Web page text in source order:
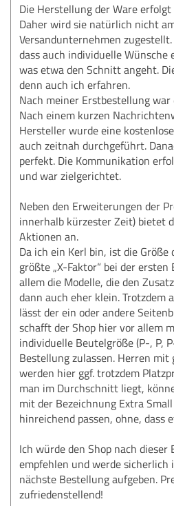
Die Herstellung der Ware
Daher wird sie natürlich nicht
Versandunternehmen
dass auch individuelle
was etwa den Schnitt angeht.
denn auch ich erfahren.
Nach meiner Erstbestellung
Nach einem kurzen
Hersteller wurde eine
auch zeitnah durchgeführt.
perfekt. Die Kommunikation
und war zielgerichtet.
Neben den Erweiterungen der
innerhalb kürzester Zeit) bietet
Aktionen an.
Da ich ein Kerl bin, ist die Größe
größte „X-Faktor“ bei der ersten
allem die Modelle, die den
dann auch eher klein. Trotzdem
lässt der ein oder andere
schafft der Shop hier vor allem
individuelle Beutelgröße (P-, P,
Bestellung zulassen. Herren mit
werden hier ggf. trotzdem
man im Durchschnitt liegt,
mit der Bezeichnung Extra
hinreichend passen, ohne, dass
Ich würde den Shop nach
empfehlen und werde
nächste Bestellung aufgeben.
zufriedenstellend!